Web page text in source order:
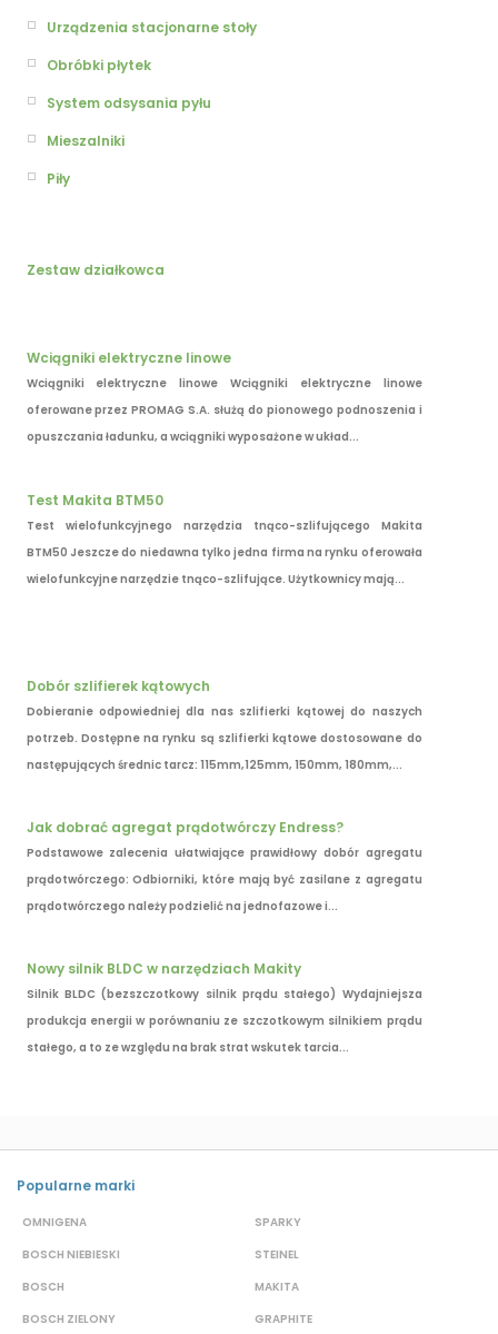
Urządzenia stacjonarne stoły
Obróbki płytek
System odsysania pyłu
Mieszalniki
Piły
Zestaw działkowca
Wciągniki elektryczne linowe
Wciągniki elektryczne linowe Wciągniki elektryczne linowe
oferowane przez PROMAG S.A. służą do pionowego podnoszenia i
opuszczania ładunku, a wciągniki wyposażone w układ...
Test Makita BTM50
Test wielofunkcyjnego narzędzia tnąco-szlifującego Makita
BTM50 Jeszcze do niedawna tylko jedna firma na rynku oferowała
wielofunkcyjne narzędzie tnąco-szlifujące. Użytkownicy mają...
Dobór szlifierek kątowych
Dobieranie odpowiedniej dla nas szlifierki kątowej do naszych
potrzeb. Dostępne na rynku są szlifierki kątowe dostosowane do
następujących średnic tarcz: 115mm,125mm, 150mm, 180mm,...
Jak dobrać agregat prądotwórczy Endress?
Podstawowe zalecenia ułatwiające prawidłowy dobór agregatu
prądotwórczego: Odbiorniki, które mają być zasilane z agregatu
prądotwórczego należy podzielić na jednofazowe i...
Nowy silnik BLDC w narzędziach Makity
Silnik BLDC (bezszczotkowy silnik prądu stałego) Wydajniejsza
produkcja energii w porównaniu ze szczotkowym silnikiem prądu
stałego, a to ze względu na brak strat wskutek tarcia...
Popularne marki
OMNIGENA
BOSCH NIEBIESKI
BOSCH
BOSCH ZIELONY
SPARKY
STEINEL
MAKITA
GRAPHITE